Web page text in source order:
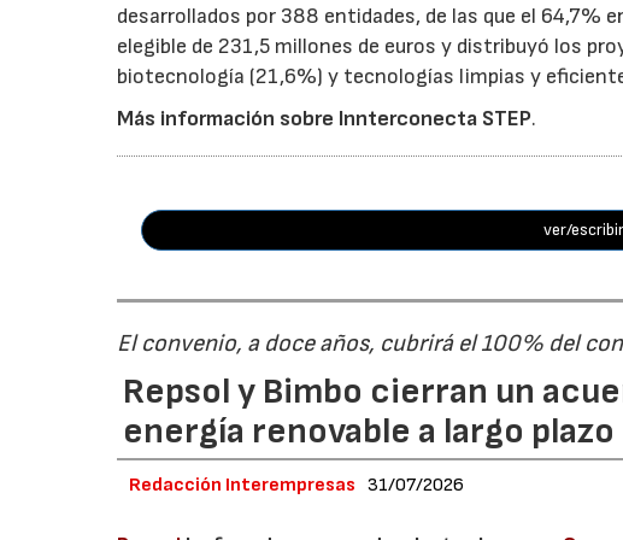
desarrollados por 388 entidades, de las que el 64,7%
elegible de 231,5 millones de euros y distribuyó los
biotecnología (21,6%) y tecnologías limpias y
Más información sobre Innterconecta STEP.
ver/
El convenio, a doce años, cubrirá el 100% del
Repsol y Bimbo cierran un
energía renovable a largo plazo
Redacción Interempresas 31/07/2026